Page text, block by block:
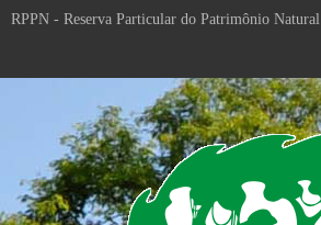
RPPN - Reserva Particular do Patrimônio Natural